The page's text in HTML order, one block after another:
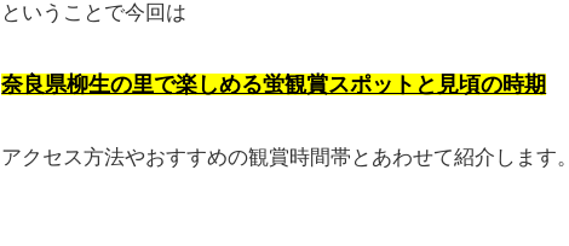
ということで今回は
奈良県柳生の里で楽しめる蛍観賞スポットと見頃の時期
アクセス方法やおすすめの観賞時間帯とあわせて紹介します。